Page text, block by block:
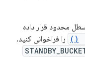
محدود قرار داده
را فراخوانی کنید.